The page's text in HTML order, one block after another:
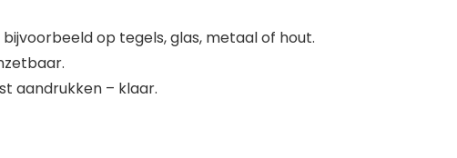
op tegels, glas, metaal of hout.
aandrukken – klaar.